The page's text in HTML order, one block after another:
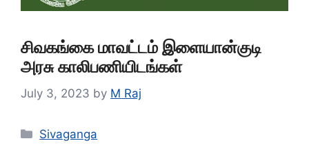
சிவகங்கை மாவட்டம் இளையான்குடி
அரசு காலிபணியிடங்கள்
July 3, 2023 by M Raj
Categories
Sivaganga